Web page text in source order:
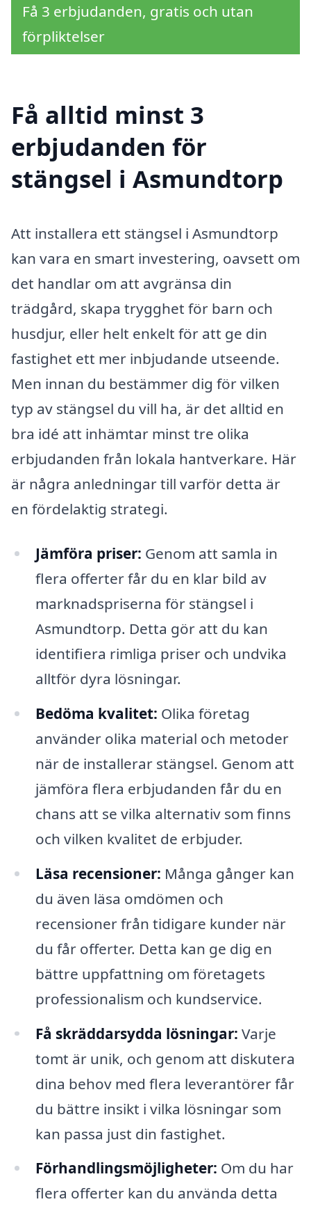
Få 3 erbjudanden, gratis och utan
förpliktelser
Få alltid minst 3
erbjudanden för
stängsel i Asmundtorp
Att installera ett stängsel i Asmundtorp
kan vara en smart investering, oavsett om
det handlar om att avgränsa din
trädgård, skapa trygghet för barn och
husdjur, eller helt enkelt för att ge din
fastighet ett mer inbjudande utseende.
Men innan du bestämmer dig för vilken
typ av stängsel du vill ha, är det alltid en
bra idé att inhämtar minst tre olika
erbjudanden från lokala hantverkare. Här
är några anledningar till varför detta är
en fördelaktig strategi.
Jämföra priser: Genom att samla in
flera offerter får du en klar bild av
marknadspriserna för stängsel i
Asmundtorp. Detta gör att du kan
identifiera rimliga priser och undvika
alltför dyra lösningar.
Bedöma kvalitet: Olika företag
använder olika material och metoder
när de installerar stängsel. Genom att
jämföra flera erbjudanden får du en
chans att se vilka alternativ som finns
och vilken kvalitet de erbjuder.
Läsa recensioner: Många gånger kan
du även läsa omdömen och
recensioner från tidigare kunder när
du får offerter. Detta kan ge dig en
bättre uppfattning om företagets
professionalism och kundservice.
Få skräddarsydda lösningar: Varje
tomt är unik, och genom att diskutera
dina behov med flera leverantörer får
du bättre insikt i vilka lösningar som
kan passa just din fastighet.
Förhandlingsmöjligheter: Om du har
flera offerter kan du använda detta